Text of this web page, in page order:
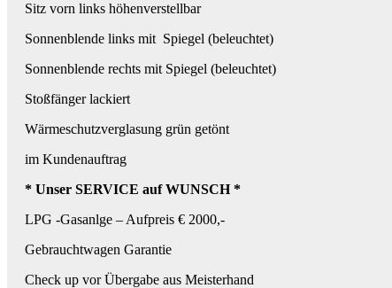
Sitz vorn links höhenverstellbar
Sonnenblende links mit Spiegel (beleuchtet)
Sonnenblende rechts mit Spiegel (beleuchtet)
Stoßfänger lackiert
Wärmeschutzverglasung grün getönt
im Kundenauftrag
* Unser SERVICE auf WUNSCH *
LPG -Gasanlge – Aufpreis € 2000,-
Gebrauchtwagen Garantie
Check up vor Übergabe aus Meisterhand